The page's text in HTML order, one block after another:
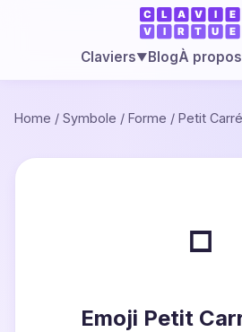
Claviers▼BlogÀ propos
Home / Symbole / Forme / Petit
▫
Emoji Petit